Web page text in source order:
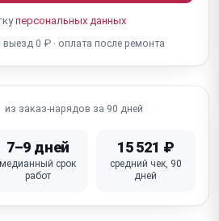
/ отключается (усилитель)
Jack)
работают кнопки / регуляторы
(громкость, EQ)
персональных данных
выезд 0 ₽ · оплата после ремонта
из заказ-нарядов за 90 дней
7–9 дней
медианный срок
работ
15 521 ₽
средний чек, 90
дней